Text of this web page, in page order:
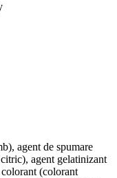
agent de spumare
agent gelatinizant
(colorant